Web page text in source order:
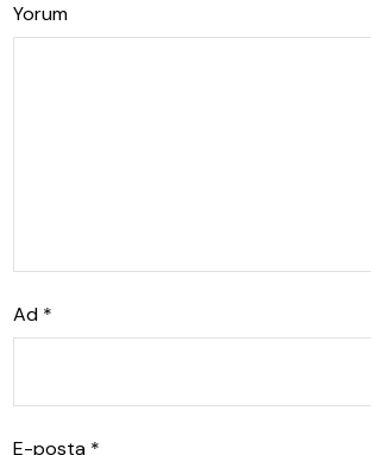
Yorum
Ad *
E-posta *